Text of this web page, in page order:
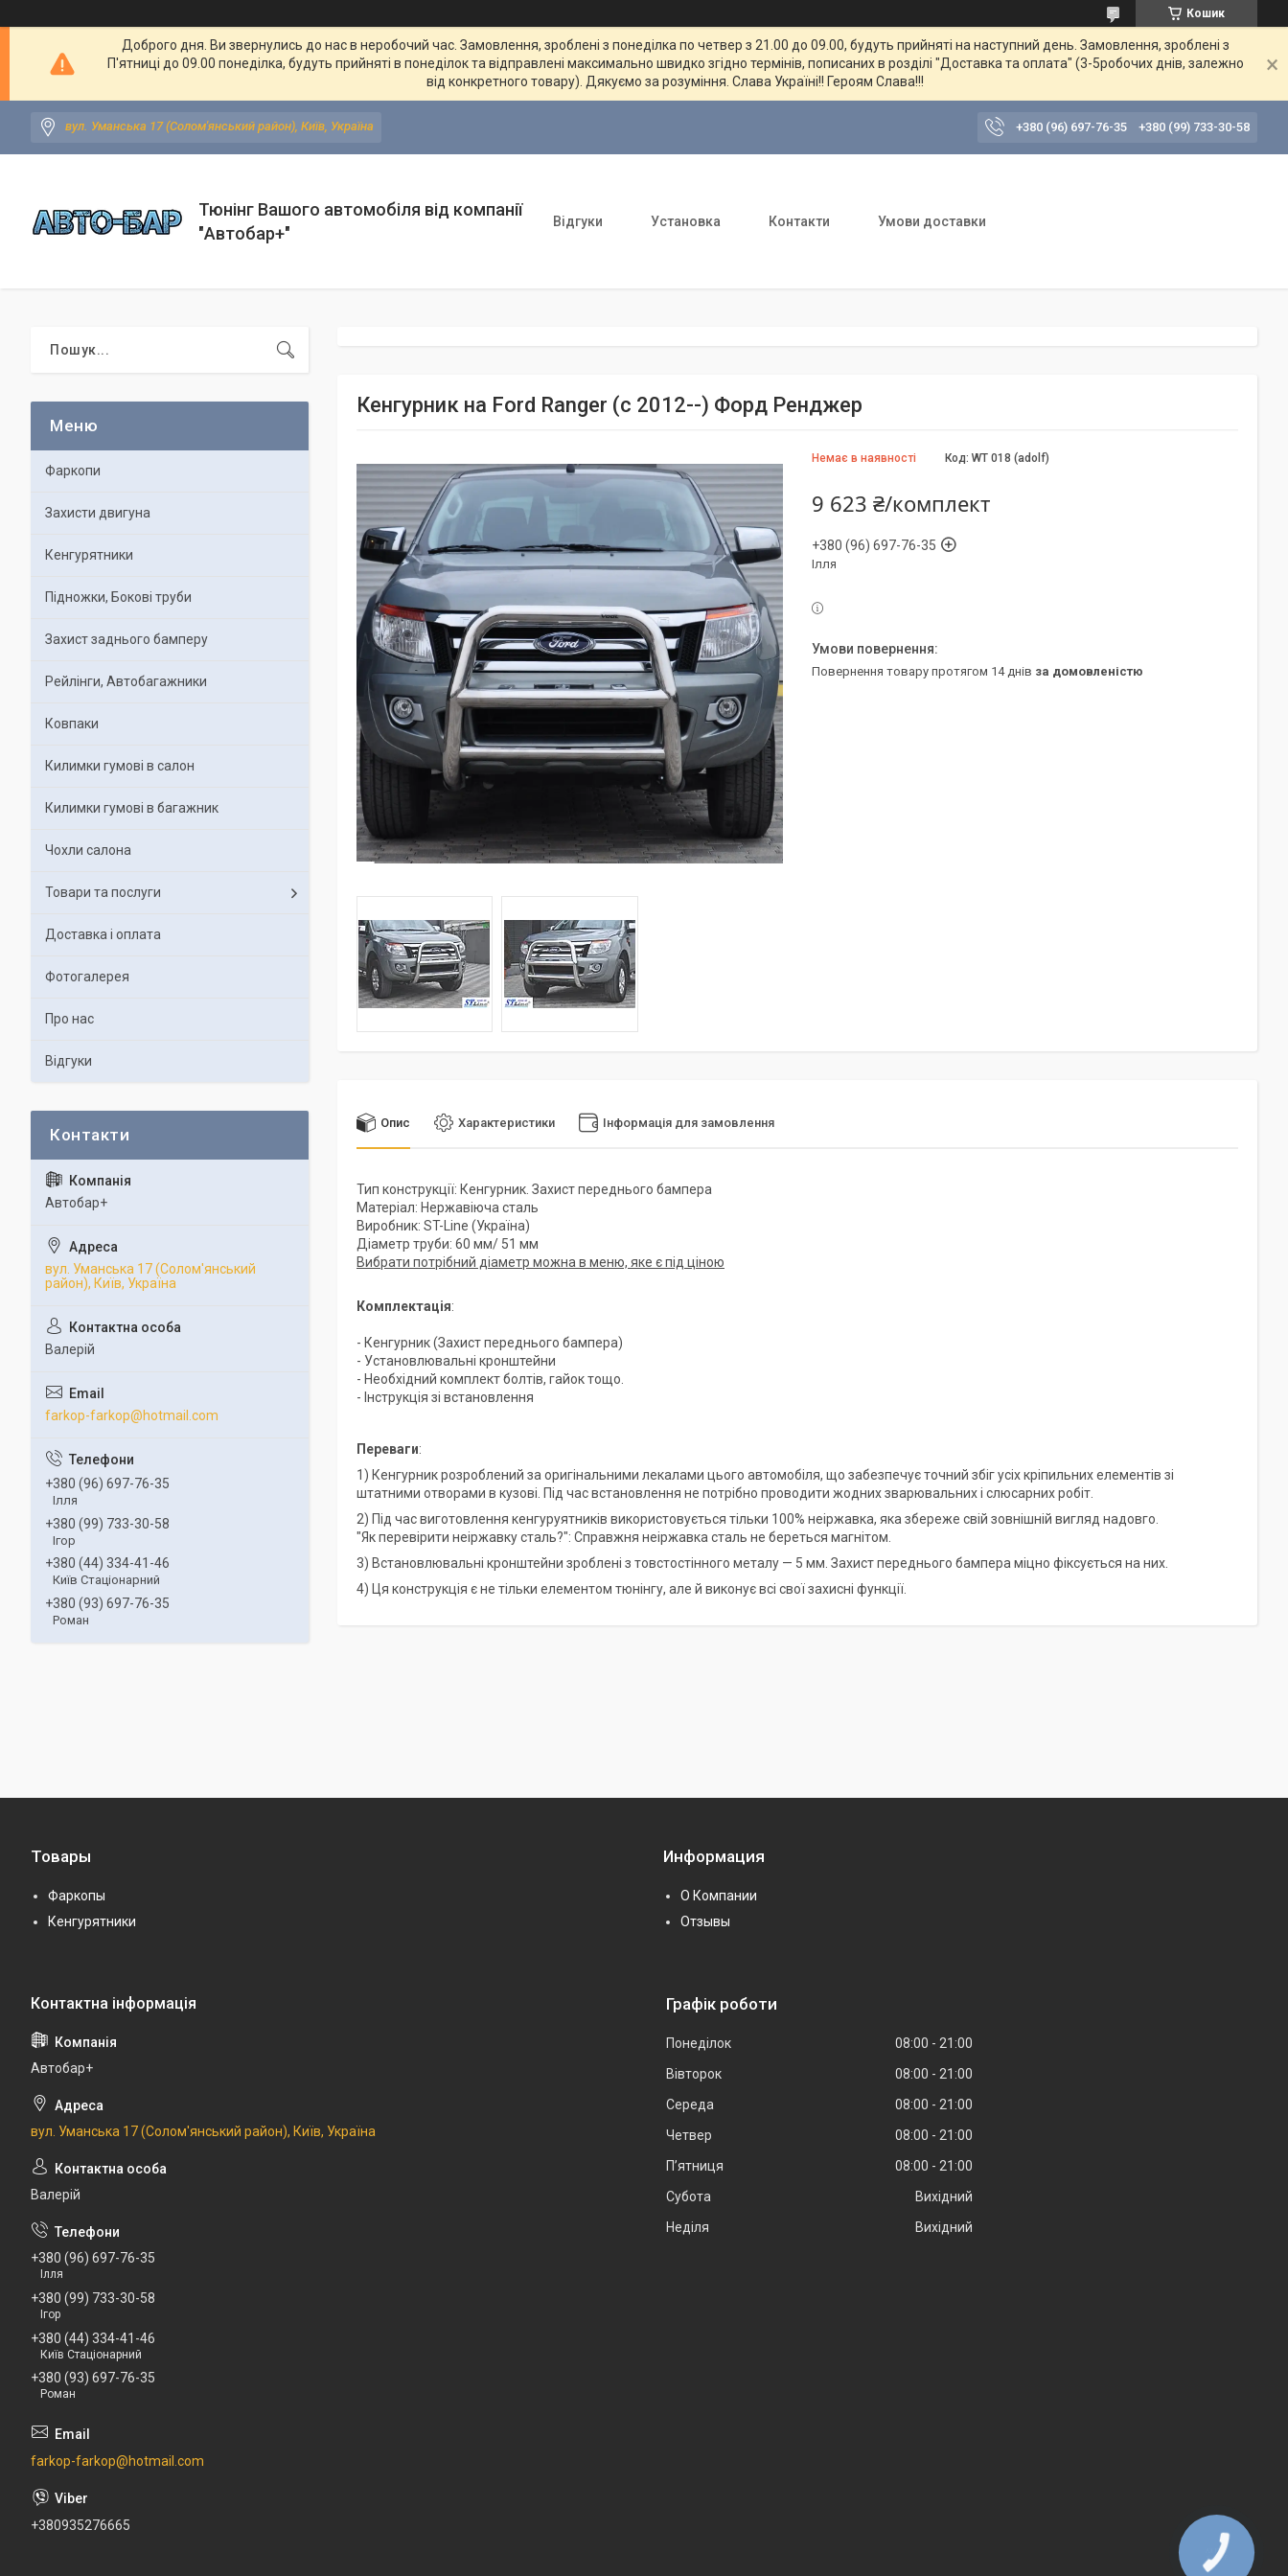
Кошик
Доброго дня. Ви звернулись до нас в неробочий час. Замовлення, зроблені з понеділка по четвер з 21.00 до 09.00, будуть прийняті на наступний день. Замовлення, зроблені з
П'ятниці до 09.00 понеділка, будуть прийняті в понеділок та відправлені максимально швидко згідно термінів, пописаних в розділі "Доставка та оплата" (3-5робочих днів, залежно
від конкретного товару). Дякуємо за розуміння. Слава Україні!! Героям Слава!!!
вул. Уманська 17 (Солом'янський район), Київ, Україна +380 (96) 697-76-35 +380 (99) 733-30-58
Тюнінг Вашого автомобіля від компанії
"Автобар+"
Відгуки Установка Контакти Умови доставки
Кенгурник на Ford Ranger (c 2012--) Форд Ренджер
Немає в наявності Код: WT 018 (adolf)
9 623 ₴/комплект
+380 (96) 697-76-35
Ілля
повернення товару протягом 14 днів за домовленістю
Опис Характеристики Інформація для замовлення
Тип конструкції: Кенгурник. Захист переднього бампера
Матеріал: Нержавіюча сталь
Виробник: ST-Line (Україна)
Діаметр труби: 60 мм/ 51 мм
Вибрати потрібний діаметр можна в меню, яке є під ціною
Комплектація:
- Кенгурник (Захист переднього бампера)
- Установлювальні кронштейни
- Необхідний комплект болтів, гайок тощо.
- Інструкція зі встановлення
Переваги:
1) Кенгурник розроблений за оригінальними лекалами цього автомобіля, що забезпечує точний збіг усіх кріпильних елементів зі
штатними отворами в кузові. Під час встановлення не потрібно проводити жодних зварювальних і слюсарних робіт.
2) Під час виготовлення кенгуруятників використовується тільки 100% неіржавка, яка збереже свій зовнішній вигляд надовго.
"Як перевірити неіржавку сталь?": Справжня неіржавка сталь не береться магнітом.
3) Встановлювальні кронштейни зроблені з товстостінного металу — 5 мм. Захист переднього бампера міцно фіксується на них.
4) Ця конструкція є не тільки елементом тюнінгу, але й виконує всі свої захисні функції.
Фаркопи
Захисти двигуна
Кенгурятники
Підножки, Бокові труби
Захист заднього бамперу
Рейлінги, Автобагажники
Ковпаки
Килимки гумові в салон
Килимки гумові в багажник
Чохли салона
Товари та послуги
Доставка і оплата
Фотогалерея
Про нас
Відгуки
Автобар+
вул. Уманська 17 (Солом'янський
район), Київ, Україна
Валерій
farkop-farkop@hotmail.com
+380 (96) 697-76-35
Ілля
+380 (99) 733-30-58
Ігор
+380 (44) 334-41-46
Київ Стаціонарний
+380 (93) 697-76-35
Роман
Товары
Фаркопы
Кенгурятники
Информация
О Компании
Отзывы
Автобар+
вул. Уманська 17 (Солом'янський район), Київ, Україна
Валерій
+380 (96) 697-76-35
Ілля
+380 (99) 733-30-58
Ігор
+380 (44) 334-41-46
Київ Стаціонарний
+380 (93) 697-76-35
Роман
farkop-farkop@hotmail.com
+380935276665
Графік роботи
Понеділок 08:00
21:00
Вівторок
08:00
21:00
Середа
08:00
21:00
Четвер
08:00
21:00
Пʼятниця
08:00
21:00
Субота
Вихідний
Неділя
Вихідний